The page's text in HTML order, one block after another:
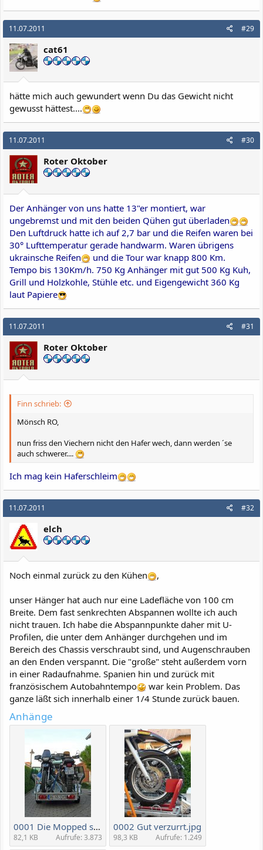
11.07.2011 #29
cat61
hätte mich auch gewundert wenn Du das Gewicht nicht
gewusst hättest....
11.07.2011 #30
Roter Oktober
Der Anhänger von uns hatte 13"er montiert, war
ungebremst und mit den beiden Qühen gut überladen
Den Luftdruck hatte ich auf 2,7 bar und die Reifen waren bei
30° Lufttemperatur gerade handwarm. Waren übrigens
ukrainsche Reifen
und die Tour war knapp 800 Km.
Tempo bis 130Km/h. 750 Kg Anhänger mit gut 500 Kg Kuh,
Grill und Holzkohle, Stühle etc. und Eigengewicht 360 Kg
laut Papiere
11.07.2011 #31
Roter Oktober
Finn schrieb:
Mönsch RO,
nun friss den Viechern nicht den Hafer wech, dann werden ´se
auch schwerer....
Ich mag kein Haferschleim
11.07.2011 #32
elch
Noch einmal zurück zu den Kühen ,
unser Hänger hat auch nur eine Ladefläche von 100 cm
Breite. Dem fast senkrechten Abspannen wollte ich auch
nicht trauen. Ich habe die Abspannpunkte daher mit U-
Profilen, die unter dem Anhänger durchgehen und im
Bereich des Chassis verschraubt sind, und Augenschrauben
an den Enden verspannt. Die "große" steht außerdem vorn
in einer Radaufnahme. Spanien hin und zurück mit
französischem Autobahntempo
war kein Problem. Das
ganze läßt sich innerhalb einer 1/4 Stunde zurück bauen.
Anhänge
0001 Die Mopped sind Verladen (Large).jpg
82,1 KB Aufrufe: 3.873
0002 Gut verzurrt.jpg
98,3 KB Aufrufe: 1.249